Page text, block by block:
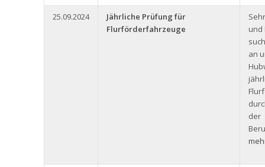
25.09.2024
Jährliche Prüfung für
Flurförderfahrzeuge
und
an
der